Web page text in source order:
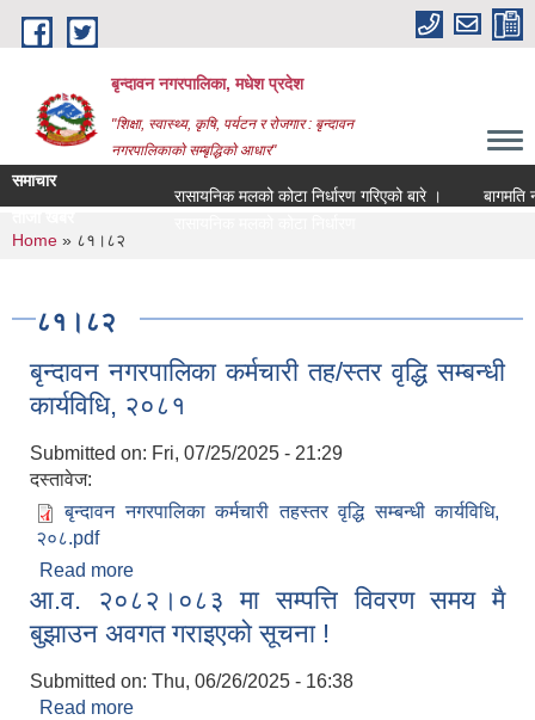
Skip to main content
बृन्दावन नगरपालिका, मधेश प्रदेश
"शिक्षा, स्वास्थ्य, कृषि, पर्यटन र रोजगार : बृन्दावन
नगरपालिकाको सम्बृद्धिको आधार"
समाचार
रासायनिक मलको कोटा निर्धारण गरिएको बारे ।
बागमति
You are here
Home » ८१।८२
८१।८२
बृन्दावन नगरपालिका कर्मचारी तह/स्तर वृद्धि सम्बन्धी
कार्यविधि, २०८१
Submitted on: Fri, 07/25/2025 - 21:29
दस्तावेज:
बृन्दावन नगरपालिका कर्मचारी तहस्तर वृद्धि सम्बन्धी कार्यविधि,
२०८.pdf
Read more
कार्यविधि, २०८१
आ.व. २०८२।०८३ मा सम्पत्ति विवरण समय मै
बुझाउन अवगत गराइएको सूचना !
Submitted on: Thu, 06/26/2025 - 16:38
Read more